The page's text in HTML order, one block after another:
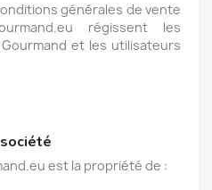
générales de vente
régissent les
et les utilisateurs
est la propriété de :